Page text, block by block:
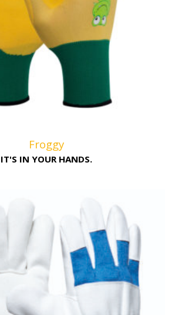
Froggy
IT'S IN YOUR HANDS.